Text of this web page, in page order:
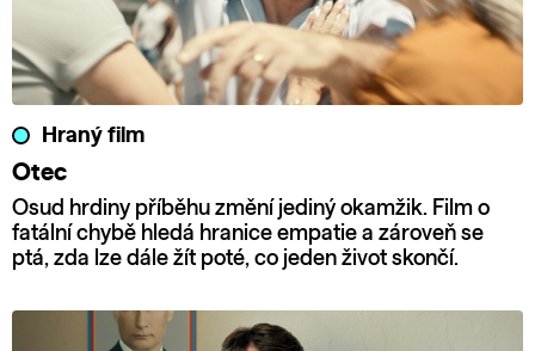
Hraný film
Otec
Osud hrdiny příběhu změní jediný okamžik. Film o
fatální chybě hledá hranice empatie a zároveň se
ptá, zda lze dále žít poté, co jeden život skončí.